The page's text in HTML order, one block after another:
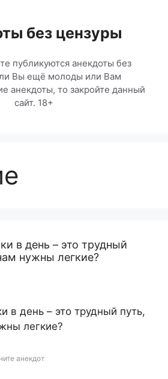
без цензуры
публикуются анекдоты без
Вы ещё молоды или Вам
анекдоты, то закройте данный
сайт. 18+
в день – это трудный
нужны легкие?
в день – это трудный путь,
легкие?
анекдот